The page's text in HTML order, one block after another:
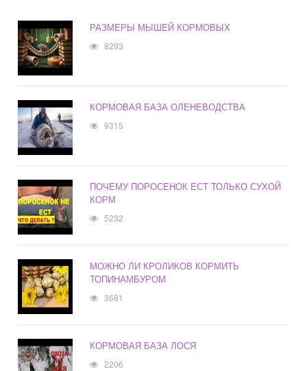
РАЗМЕРЫ МЫШЕЙ КОРМОВЫХ
8293
КОРМОВАЯ БАЗА ОЛЕНЕВОДСТВА
9315
ПОЧЕМУ ПОРОСЕНОК ЕСТ ТОЛЬКО СУХОЙ
КОРМ
5232
МОЖНО ЛИ КРОЛИКОВ КОРМИТЬ
ТОПИНАМБУРОМ
3681
КОРМОВАЯ БАЗА ЛОСЯ
2206